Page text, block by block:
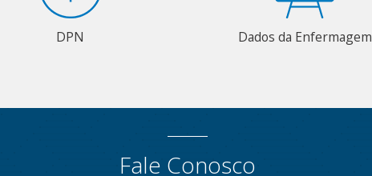
DPN Dados da Enfermagem
Fale Conosco